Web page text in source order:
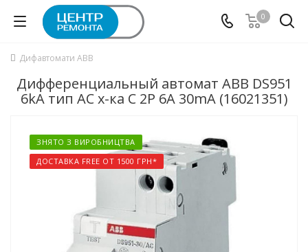
0
Дифавтомати ABB
Дифференциальный автомат ABB DS951
6kA тип АС х-ка C 2P 6А 30mA (16021351)
ЗНЯТО З ВИРОБНИЦТВА
ДОСТАВКА FREE ОТ 1500 ГРН*